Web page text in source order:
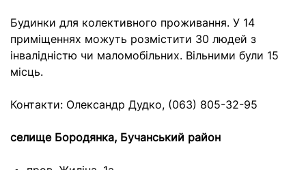
Будинки для колективного проживання. У 14
приміщеннях можуть розмістити 30 людей з
інвалідністю чи маломобільних. Вільними були 15
місць.
Контакти: Олександр Дудко, (063) 805-32-95
селище Бородянка, Бучанський район